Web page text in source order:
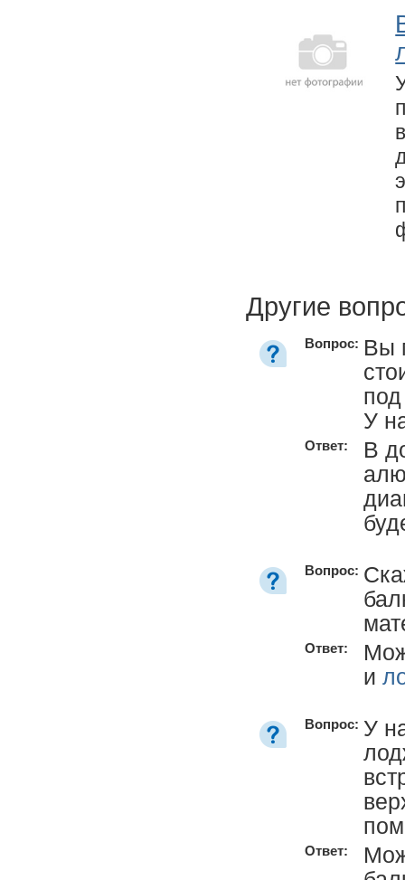
Другие
Вопрос: Вы
У
Ответ:
В
Вопрос:
Ответ:
и
Вопрос: У
Ответ: